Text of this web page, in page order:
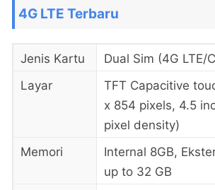
4G LTE Terbaru
Jenis Kartu
Dual Sim (4G LTE/
Layar
TFT Capacitive
x 854 pixels, 4.5
pixel density)
Memori
Internal 8GB,
up to 32 GB